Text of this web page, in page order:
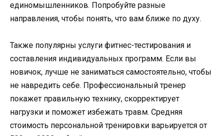
единомышленников. Попробуйте разные
направления, чтобы понять, что вам ближе по духу.
Также популярны услуги фитнес-тестирования и
составления индивидуальных программ. Если вы
новичок, лучше не заниматься самостоятельно, чтобы
не навредить себе. Профессиональный тренер
покажет правильную технику, скорректирует
нагрузки и поможет избежать травм. Средняя
стоимость персональной тренировки варьируется от